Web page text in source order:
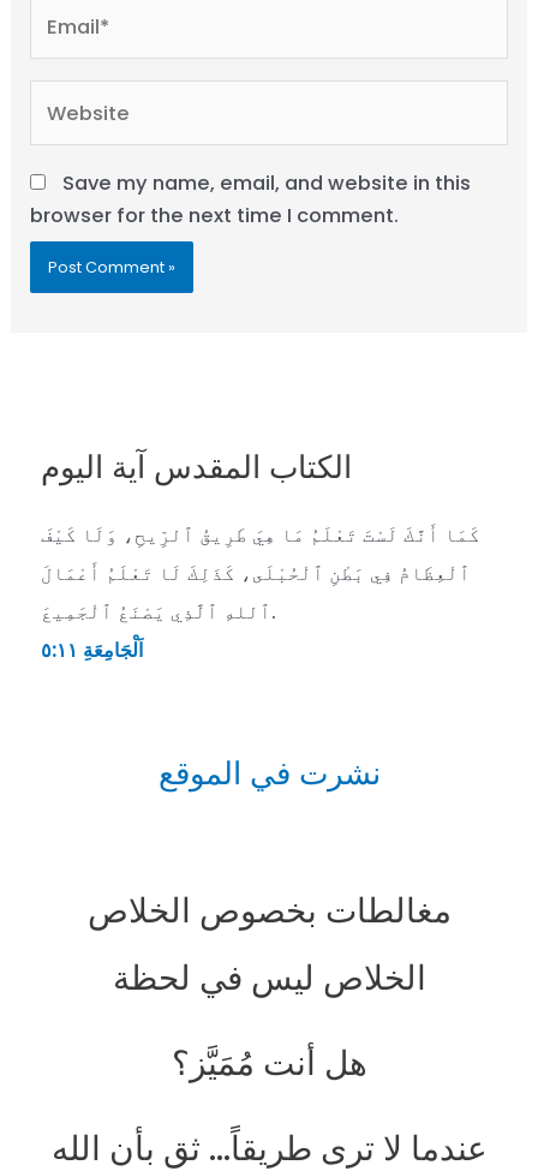
Save my name, email, and website in this
browser for the next time I comment.
الكتاب المقدس آية اليوم
كَمَا أَنَّكَ لَسْتَ تَعْلَمُ مَا هِيَ طَرِيقُ ٱلرِّيحِ، وَلَا كَيْفَ
ٱلْعِظَامُ فِي بَطْنِ ٱلْحُبْلَى، كَذَلِكَ لَا تَعْلَمُ أَعْمَالَ
ٱللهِ ٱلَّذِي يَصْنَعُ ٱلْجَمِيعَ.
اَلْجَامِعَةِ ١١:‏٥
نشرت في الموقع
مغالطات بخصوص الخلاص
الخلاص ليس في لحظة
هل أنت مُمَيَّز؟
عندما لا ترى طريقاً… ثق بأن الله